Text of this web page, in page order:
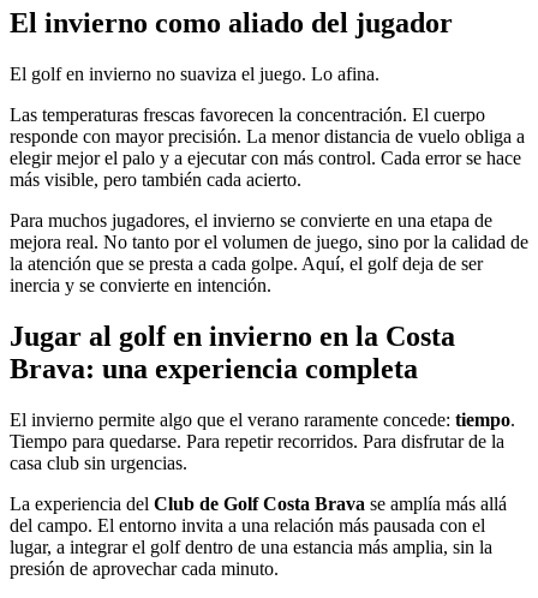
El invierno como aliado del jugador
El golf en invierno no suaviza el juego. Lo afina.
Las temperaturas frescas favorecen la concentración. El cuerpo
responde con mayor precisión. La menor distancia de vuelo obliga a
elegir mejor el palo y a ejecutar con más control. Cada error se hace
más visible, pero también cada acierto.
Para muchos jugadores, el invierno se convierte en una etapa de
mejora real. No tanto por el volumen de juego, sino por la calidad de
la atención que se presta a cada golpe. Aquí, el golf deja de ser
inercia y se convierte en intención.
Jugar al golf en invierno en la Costa
Brava: una experiencia completa
El invierno permite algo que el verano raramente concede: tiempo.
Tiempo para quedarse. Para repetir recorridos. Para disfrutar de la
casa club sin urgencias.
La experiencia del Club de Golf Costa Brava se amplía más allá
del campo. El entorno invita a una relación más pausada con el
lugar, a integrar el golf dentro de una estancia más amplia, sin la
presión de aprovechar cada minuto.